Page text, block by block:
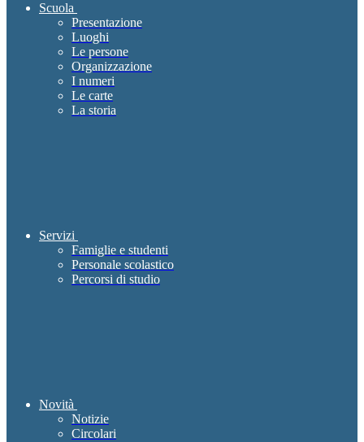
Scuola
Presentazione
Luoghi
Le persone
Organizzazione
I numeri
Le carte
La storia
Servizi
Famiglie e studenti
Personale scolastico
Percorsi di studio
Novità
Notizie
Circolari